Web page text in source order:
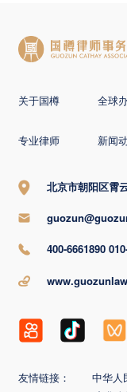
关于国樽 全球
专业律师 新闻
北京市朝阳区霄
400-6661890
友情链接： 中华人